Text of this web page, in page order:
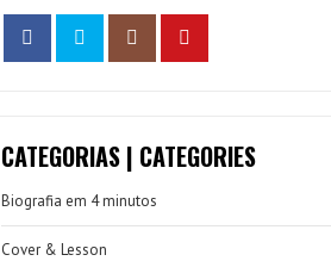
CATEGORIAS | CATEGORIES
Biografia em 4 minutos
Cover & Lesson